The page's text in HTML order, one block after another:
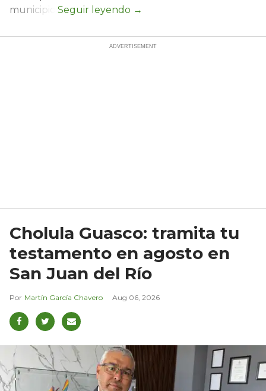
municipio.
Cholula Guasco: tramita tu
testamento en agosto en
San Juan del Río
Martín García Chavero Aug 06, 2026